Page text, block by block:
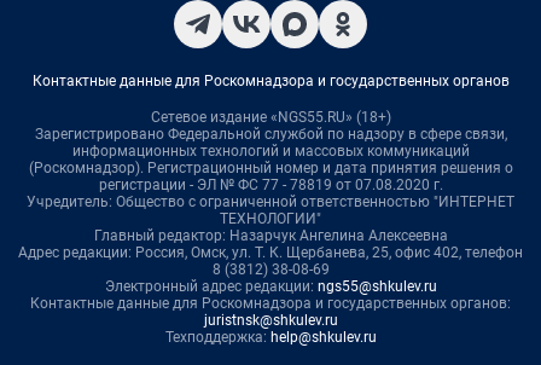
Контактные данные для Роскомнадзора и государственных органов
Сетевое издание «NGS55.RU» (18+)
Зарегистрировано Федеральной службой по надзору в сфере связи,
информационных технологий и массовых коммуникаций
(Роскомнадзор). Регистрационный номер и дата принятия решения о
регистрации - ЭЛ № ФС 77 - 78819 от 07.08.2020 г.
Учредитель: Общество с ограниченной ответственностью "ИНТЕРНЕТ
ТЕХНОЛОГИИ"
Главный редактор: Назарчук Ангелина Алексеевна
Адрес редакции: Россия, Омск, ул. Т. К. Щербанева, 25, офис 402, телефон
8 (3812) 38-08-69
Электронный адрес редакции: ngs55@shkulev.ru
Контактные данные для Роскомнадзора и государственных органов:
juristnsk@shkulev.ru
Техподдержка: help@shkulev.ru